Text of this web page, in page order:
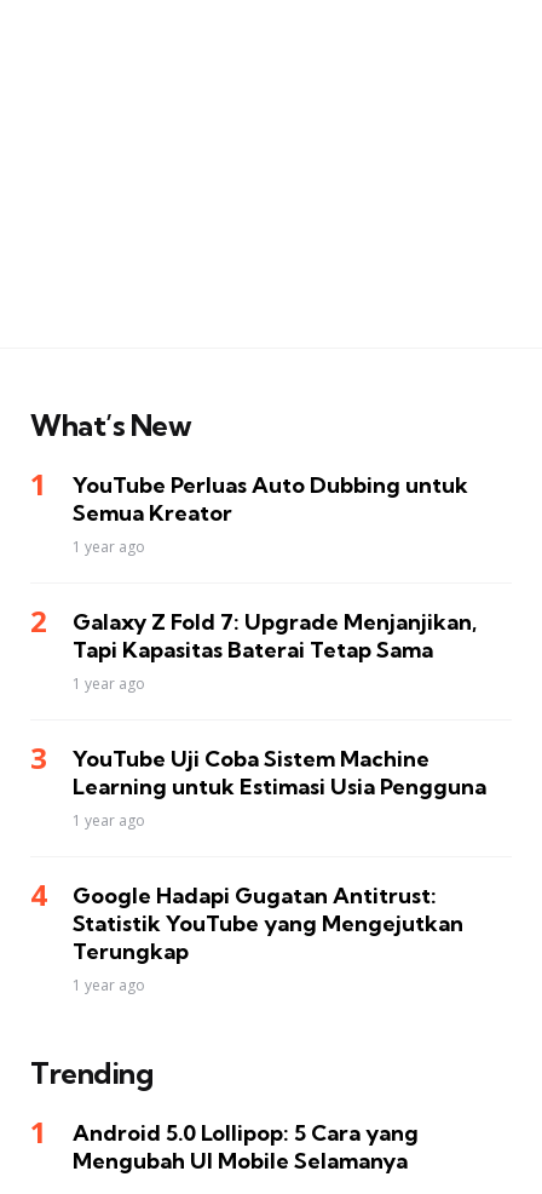
What’s New
YouTube Perluas Auto Dubbing untuk
Semua Kreator
1 year ago
Galaxy Z Fold 7: Upgrade Menjanjikan,
Tapi Kapasitas Baterai Tetap Sama
1 year ago
YouTube Uji Coba Sistem Machine
Learning untuk Estimasi Usia Pengguna
1 year ago
Google Hadapi Gugatan Antitrust:
Statistik YouTube yang Mengejutkan
Terungkap
1 year ago
Trending
Android 5.0 Lollipop: 5 Cara yang
Mengubah UI Mobile Selamanya